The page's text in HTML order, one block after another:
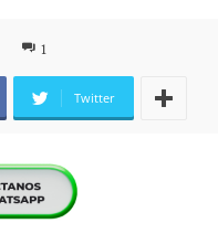
1
Twitter